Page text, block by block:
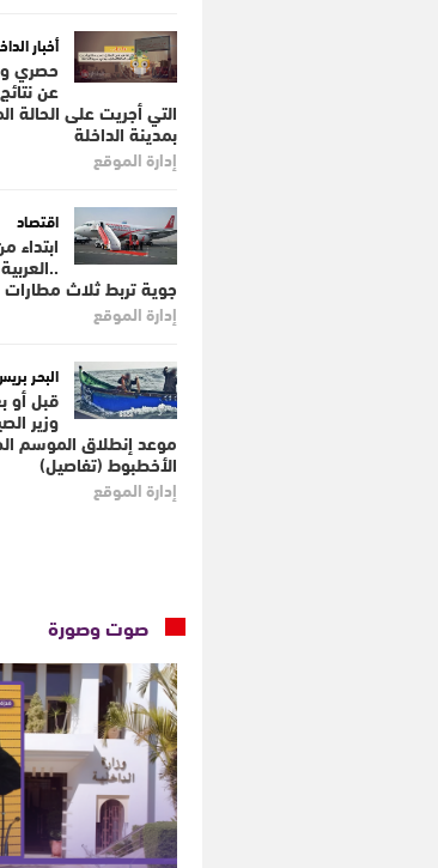
أخبار
حصري
عن
التي أجريت على الحالة
بمدينة الداخلة
إدارة الموقع
اقتصاد
جوية تربط ثلاث مطارات
إدارة الموقع
البحر
قبل أو
وزير
موعد إنطلاق الموسم
الأخطبوط (تفاصيل)
إدارة الموقع
صوت وصورة